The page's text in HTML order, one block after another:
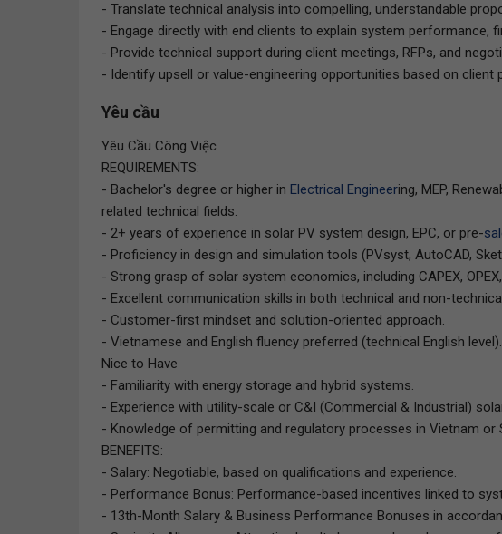
- Translate technical analysis into compelling, understandable
- Engage directly with end clients to explain system performance,
- Provide technical support during client meetings, RFPs, and
- Identify upsell or value-engineering opportunities based on client
Yêu cầu
Yêu Cầu Công Việc
REQUIREMENTS:
- Bachelor's degree or higher in Electrical Engineering, MEP,
related technical fields.
- 2+ years of experience in solar PV system design, EPC, or pre-
- Proficiency in design and simulation tools (PVsyst, AutoCAD,
- Strong grasp of solar system economics, including CAPEX,
- Excellent communication skills in both technical and non-
- Customer-first mindset and solution-oriented approach.
- Vietnamese and English fluency preferred (technical English level).
Nice to Have
- Familiarity with energy storage and hybrid systems.
- Experience with utility-scale or C&I (Commercial & Industrial)
- Knowledge of permitting and regulatory processes in Vietnam or
BENEFITS:
- Salary: Negotiable, based on qualifications and experience.
- Performance Bonus: Performance-based incentives linked to
- 13th-Month Salary & Business Performance Bonuses in